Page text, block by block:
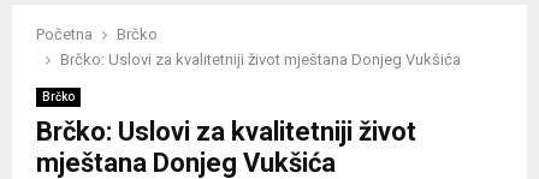
Početna
Brčko
Brčko: Uslovi za kvalitetniji život mještana Donjeg Vukšića
Brčko
Brčko: Uslovi za kvalitetniji život
mještana Donjeg Vukšića